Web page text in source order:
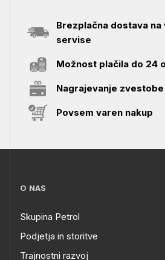
Brezplačna dostava
servise
Možnost plačila do 24
Nagrajevanje
Povsem varen nakup
O NAS
Skupina Petrol
Podjetja in storitve
Trajnostni razvoj